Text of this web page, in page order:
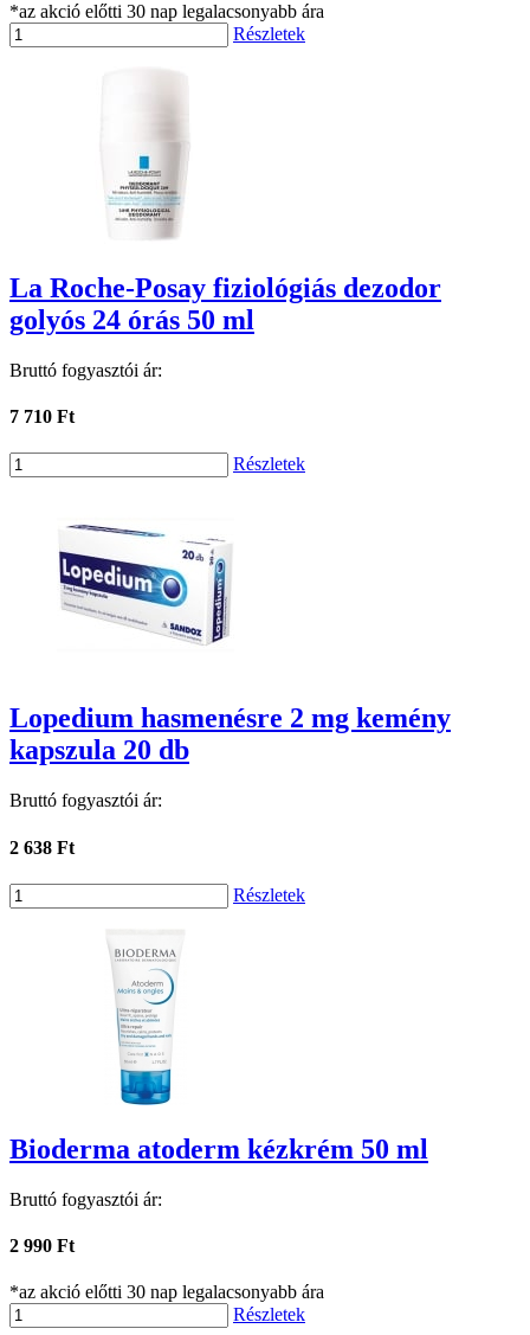
*az akció előtti 30 nap legalacsonyabb ára
Részletek
La Roche-Posay fiziológiás dezodor
golyós 24 órás 50 ml
Bruttó fogyasztói ár:
7 710 Ft
Részletek
Lopedium hasmenésre 2 mg kemény
kapszula 20 db
Bruttó fogyasztói ár:
2 638 Ft
Részletek
Bioderma atoderm kézkrém 50 ml
Bruttó fogyasztói ár:
2 990 Ft
*az akció előtti 30 nap legalacsonyabb ára
Részletek